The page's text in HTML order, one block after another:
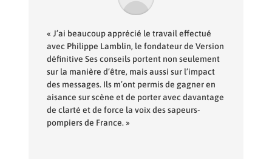
« J’ai beaucoup apprécié le travail effectué
avec Philippe Lamblin, le fondateur de Version
définitive Ses conseils portent non seulement
sur la manière d’être, mais aussi sur l’impact
des messages. Ils m’ont permis de gagner en
aisance sur scène et de porter avec davantage
de clarté et de force la voix des sapeurs-
pompiers de France. »